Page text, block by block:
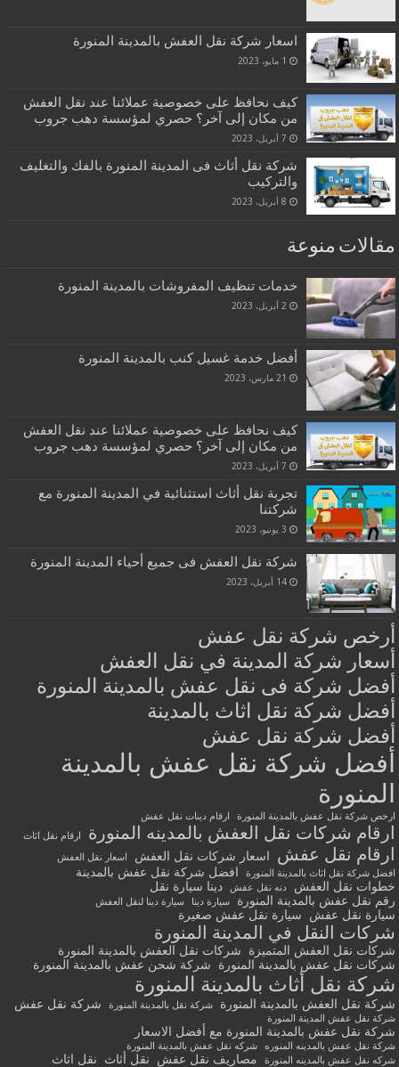
اسعار شركة نقل العفش بالمدينة المنورة
1 مايو، 2023
كيف نحافظ على خصوصية عملائنا عند نقل العفش
من مكان إلى آخر؟ حصري لمؤسسة دهب جروب
7 أبريل، 2023
شركة نقل أثاث فى المدينة المنورة بالفك والتغليف
والتركيب
8 أبريل، 2023
مقالات منوعة
خدمات تنظيف المفروشات بالمدينة المنورة
2 أبريل، 2023
أفضل خدمة غسيل كنب بالمدينة المنورة
21 مارس، 2023
كيف نحافظ على خصوصية عملائنا عند نقل العفش
من مكان إلى آخر؟ حصري لمؤسسة دهب جروب
7 أبريل، 2023
تجربة نقل أثاث استثنائية في المدينة المنورة مع
شركتنا
3 يونيو، 2023
شركة نقل العفش فى جميع أحياء المدينة المنورة
14 أبريل، 2023
أرخص شركة نقل عفش
أسعار شركة المدينة في نقل العفش
أفضل شركة فى نقل عفش بالمدينة المنورة
أفضل شركة نقل اثاث بالمدينة
أفضل شركة نقل عفش
أفضل شركة نقل عفش بالمدينة
المنورة
ارخص شركة نقل عفش بالمدينة المنورة ارقام دينات نقل عفش
ارقام شركات نقل العفش بالمدينه المنورة ارقام نقل اثاث
ارقام نقل عفش اسعار شركات نقل العفش
اسعار نقل العفش
افضل شركة نقل اثاث بالمدينة المنورة
افضل شركة نقل عفش بالمدينة
خطوات نقل العفش
دنه نقل عفش
دينا سيارة نقل
رقم نقل عفش بالمدينة المنورة
سيارة دينا سيارة دينا لنقل العفش
سيارة نقل عفش سيارة نقل عفش صغيرة
شركات النقل في المدينة المنورة
شركات نقل العفش المتميزة
شركات نقل العفش بالمدينة المنورة
شركات نقل عفش بالمدينة المنورة
شركة شحن عفش بالمدينة المنورة
شركة نقل أثاث بالمدينة المنورة
شركة نقل العفش بالمدينة المنورة شركة نقل بالمدينة المنورة شركة نقل عفش
شركة نقل عفش المدينة المنورة
شركة نقل عفش بالمدينة المنورة مع أفضل الاسعار
شركة نقل عفش بالمدينه المنوره
شركه نقل عفش بالمدينة المنورة
شركه نقل عفش بالمدينه المنورة
مصاريف نقل عفش نقل أثاث نقل اثاث